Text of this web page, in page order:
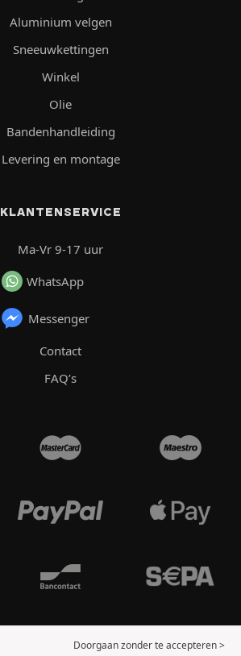
Aluminium velgen
Sneeuwkettingen
Winkel
Olie
Bandenhandleiding
Levering en montage
KLANTENSERVICE
Ma-Vr 9-17 uur
WhatsApp
Messenger
Contact
FAQ’s
Doorgaan zonder te accepteren >